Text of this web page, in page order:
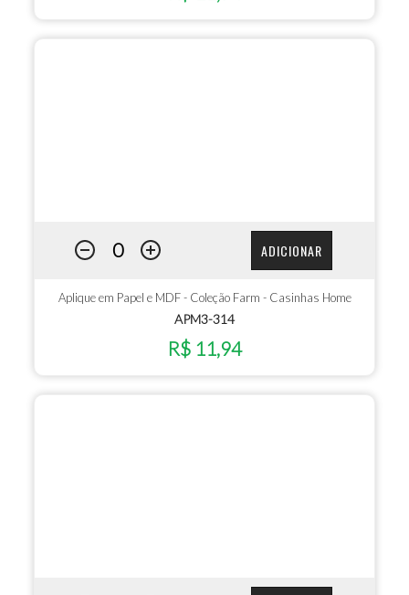
ADICIONAR
Aplique em Papel e MDF - Coleção Farm - Casinhas Home
APM3-314
R$ 11,94